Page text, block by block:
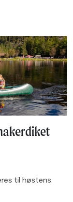
til høstens